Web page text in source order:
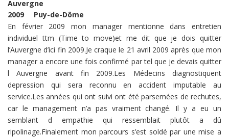
Auvergne
2009
Puy-de-Dôme
En février 2009 mon manager mentionne dans entretien
individuel ttm (Time to move)et me dit que je dois quitter
l’Auvergne d’ici fin 2009.Je craque le 21 avril 2009 après que mon
manager a encore une fois confirmé par tel que je devais quitter
l Auvergne avant fin 2009.Les Médecins diagnostiquent
depression qui sera reconnu en accident imputable au
service.Les années qui ont suivi ont été parsemées de rechutes,
car le management n’a pas vraiment changé. Il y a eu un
semblant d empathie qui ressemblait plutôt a dû
ripolinage.Finalement mon parcours s’est soldé par une mise a